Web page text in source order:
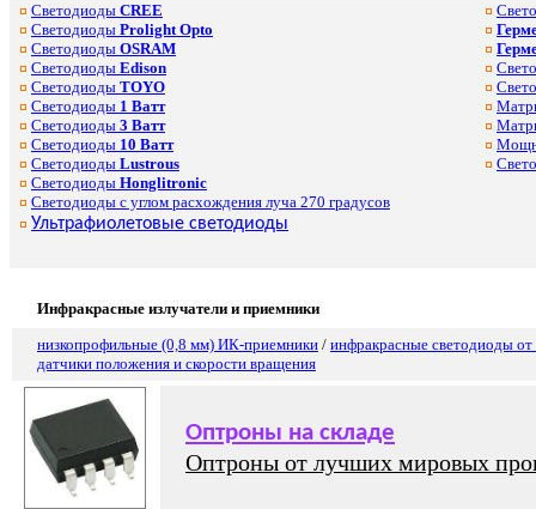
Светодиоды CREE
Светодиоды Prolight Opto
Светодиоды OSRAM
Светодиоды Edison
Светодиоды TOYO
Светодиоды 1 Ватт
Светодиоды 3 Ватт
Светодиоды 10 Ватт
Светодиоды Lustrous
Светодиоды Honglitronic
Светодиоды с углом расхождения луча 270 градусов
Ультрафиолетовые светодиоды
Инфракрасные излучатели и приемники
низкопрофильные (0,8 мм) ИК-приемники / инфракрасные светодиоды
датчики положения и скорости вращения
Оптроны на складе
Оптроны от лучших мировых